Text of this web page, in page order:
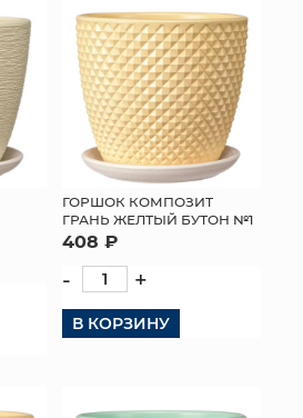
ГОРШОК КОМПОЗИТ
ГРАНЬ ЖЕЛТЫЙ БУТОН №1
408 ₽
- +
В КОРЗИНУ